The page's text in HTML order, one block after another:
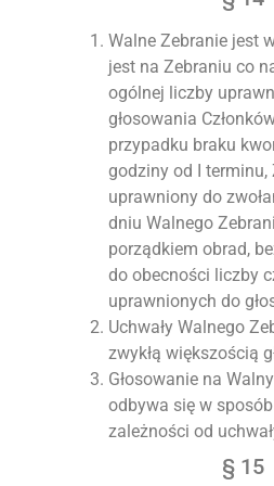
Walne Zebranie jest
jest na Zebraniu co
ogólnej liczby
głosowania
przypadku braku
godziny od I terminu,
uprawniony do
dniu Walnego
porządkiem obrad,
do obecności liczby
uprawnionych do
Uchwały Walnego
zwykłą większością
Głosowanie na
odbywa się w
zależności od
§ 15